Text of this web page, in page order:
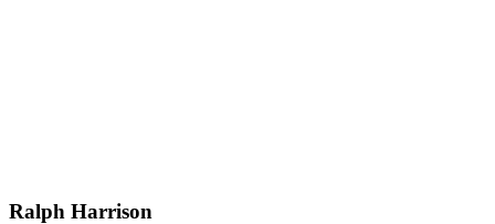
Ralph Harrison